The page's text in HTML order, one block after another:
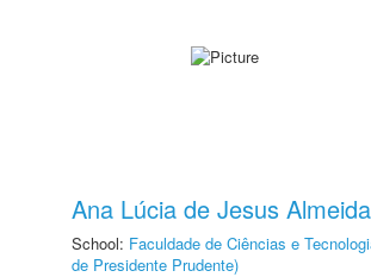
Ana Lúcia de Jesus Almeida
School: Faculdade de Ciências e
de Presidente Prudente)